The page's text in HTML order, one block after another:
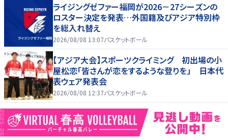
ライジングゼファー福岡が2026－27シーズンの
ロスター決定を発表…外国籍及びアジア特別枠
を総入れ替え
2026/08/08 13:07バスケットボール
【アジア大会】スポーツクライミング 初出場の小
屋松恋「皆さんが恋をするような登りを」 日本代
表ウェア発表会
2026/08/08 12:37バスケットボール